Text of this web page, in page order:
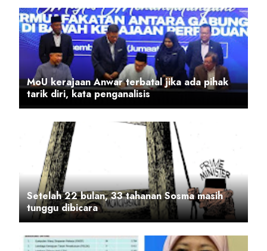
MoU kerajaan Anwar terbatal jika ada pihak
tarik diri, kata penganalisis
Setelah 22 bulan, 33 tahanan Sosma masih
tunggu dibicara